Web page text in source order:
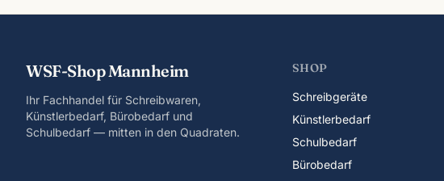
WSF-Shop Mannheim
Ihr Fachhandel für Schreibwaren,
Künstlerbedarf, Bürobedarf und
Schulbedarf — mitten in den Quadraten.
SHOP
Schreibgeräte
Künstlerbedarf
Schulbedarf
Bürobedarf